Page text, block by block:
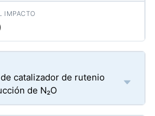
catalizador de rutenio
de N₂O